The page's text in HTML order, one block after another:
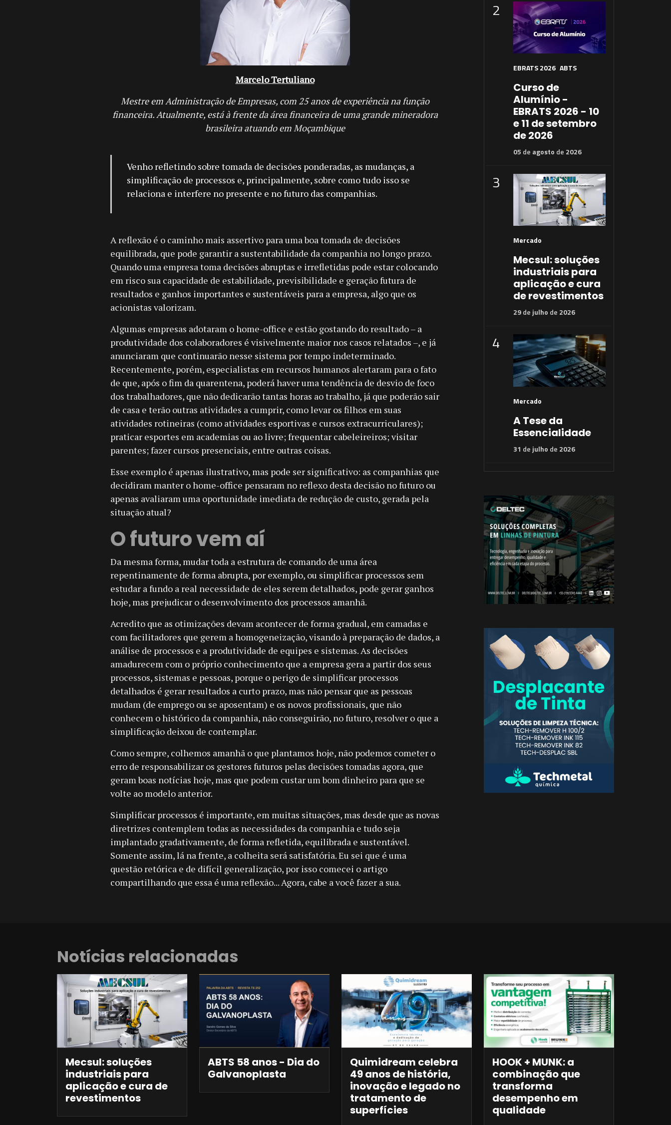
Marcelo Tertuliano
Mestre em Administração de Empresas, com 25 anos de experiência na função
financeira. Atualmente, está à frente da área financeira de uma grande mineradora
brasileira atuando em Moçambique
Venho refletindo sobre tomada de decisões ponderadas, as mudanças, a
simplificação de processos e, principalmente, sobre como tudo isso se
relaciona e interfere no presente e no futuro das companhias.
A reflexão é o caminho mais assertivo para uma boa tomada de decisões
equilibrada, que pode garantir a sustentabilidade da companhia no longo prazo.
Quando uma empresa toma decisões abruptas e irrefletidas pode estar colocando
em risco sua capacidade de estabilidade, previsibilidade e geração futura de
resultados e ganhos importantes e sustentáveis para a empresa, algo que os
acionistas valorizam.
Algumas empresas adotaram o home-office e estão gostando do resultado – a
produtividade dos colaboradores é visivelmente maior nos casos relatados –, e já
anunciaram que continuarão nesse sistema por tempo indeterminado.
Recentemente, porém, especialistas em recursos humanos alertaram para o fato
de que, após o fim da quarentena, poderá haver uma tendência de desvio de foco
dos trabalhadores, que não dedicarão tantas horas ao trabalho, já que poderão sair
de casa e terão outras atividades a cumprir, como levar os filhos em suas
atividades rotineiras (como atividades esportivas e cursos extracurriculares);
praticar esportes em academias ou ao livre; frequentar cabeleireiros; visitar
parentes; fazer cursos presenciais, entre outras coisas.
Esse exemplo é apenas ilustrativo, mas pode ser significativo: as companhias que
decidiram manter o home-office pensaram no reflexo desta decisão no futuro ou
apenas avaliaram uma oportunidade imediata de redução de custo, gerada pela
situação atual?
O futuro vem aí
Da mesma forma, mudar toda a estrutura de comando de uma área
repentinamente de forma abrupta, por exemplo, ou simplificar processos sem
estudar a fundo a real necessidade de eles serem detalhados, pode gerar ganhos
hoje, mas prejudicar o desenvolvimento dos processos amanhã.
Acredito que as otimizações devam acontecer de forma gradual, em camadas e
com facilitadores que gerem a homogeneização, visando à preparação de dados, a
análise de processos e a produtividade de equipes e sistemas. As decisões
amadurecem com o próprio conhecimento que a empresa gera a partir dos seus
processos, sistemas e pessoas, porque o perigo de simplificar processos
detalhados é gerar resultados a curto prazo, mas não pensar que as pessoas
mudam (de emprego ou se aposentam) e os novos profissionais, que não
conhecem o histórico da companhia, não conseguirão, no futuro, resolver o que a
simplificação deixou de contemplar.
Como sempre, colhemos amanhã o que plantamos hoje, não podemos cometer o
erro de responsabilizar os gestores futuros pelas decisões tomadas agora, que
geram boas notícias hoje, mas que podem custar um bom dinheiro para que se
volte ao modelo anterior.
Simplificar processos é importante, em muitas situações, mas desde que as novas
diretrizes contemplem todas as necessidades da companhia e tudo seja
implantado gradativamente, de forma refletida, equilibrada e sustentável.
Somente assim, lá na frente, a colheita será satisfatória. Eu sei que é uma
questão retórica e de difícil generalização, por isso comecei o artigo
compartilhando que essa é uma reflexão... Agora, cabe a você fazer a sua.
2
EBRATS 2026 ABTS
Curso de
Alumínio -
EBRATS 2026 - 10
e 11 de setembro
de 2026
05 de agosto de 2026
3
Mercado
Mecsul: soluções
industriais para
aplicação e cura
de revestimentos
29dejulho de 2026
4
Mercado
A Tese da
Essencialidade
31 de julho de 2026
Notícias relacionadas
Mecsul: soluções
industriais para
aplicação e cura de
revestimentos
ABTS 58 anos - Dia do
Galvanoplasta
Quimidream celebra
49 anos de história,
inovação e legado no
tratamento de
superfícies
HOOK + MUNK: a
combinação que
transforma
desempenho em
qualidade